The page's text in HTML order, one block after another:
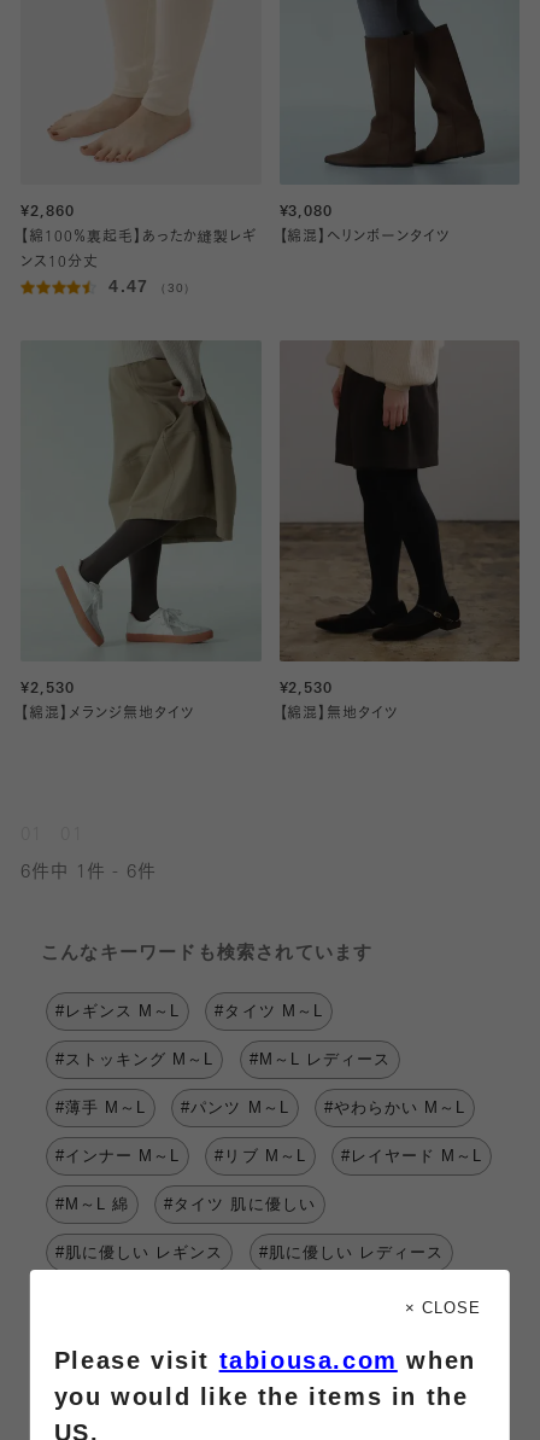
¥2,860
【綿100％裏起毛】あったか縫製レギ
ンス10分丈
4.47 （30）
¥3,080
【綿混】ヘリンボーンタイツ
¥2,530
【綿混】メランジ無地タイツ
¥2,530
【綿混】無地タイツ
6件中 1件 - 6件
こんなキーワードも検索されています
#レギンス M～L #タイツ M～L
#ストッキング M～L #M～L レディース
#薄手 M～L #パンツ M～L #やわらかい M～L
#インナー M～L #リブ M～L #レイヤード M～L
#M～L 綿 #タイツ 肌に優しい
#肌に優しい レギンス #肌に優しい レディース
× CLOSE
Please visit tabiousa.com when
you would like the items in the
US.